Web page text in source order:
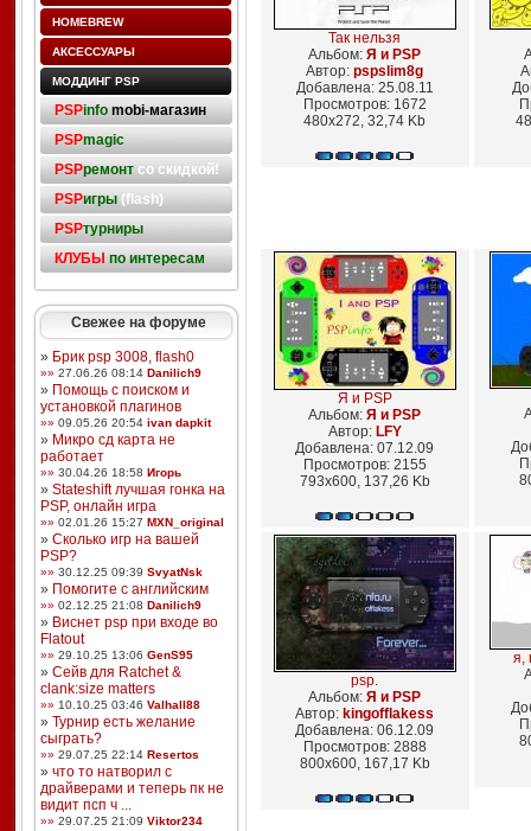
HOMEBREW
АКСЕССУАРЫ
МОДДИНГ PSP
PSPinfo mobi-магазин
PSPmagic
PSPремонтсо скидкой!
PSPигры(flash)
PSPтурниры
КЛУБЫ по интересам
Свежее на форуме
» Брик psp 3008, flash0
»» 27.06.26 08:14 Danilich9
» Помощь с поиском и
установкой плагинов
»» 09.05.26 20:54 ivan dapkit
» Микро сд карта не
работает
»» 30.04.26 18:58 Игорь
» Stateshift лучшая гонка на
PSP, онлайн игра
»» 02.01.26 15:27 MXN_original
» Сколько игр на вашей
PSP?
»» 30.12.25 09:39 SvyatNsk
» Помогите с английским
»» 02.12.25 21:08 Danilich9
» Виснет psp при входе во
Flatout
»» 29.10.25 13:06 GenS95
» Сейв для Ratchet &
clank:size matters
»» 10.10.25 03:46 Valhall88
» Турнир есть желание
сыграть?
»» 29.07.25 22:14 Resertos
» что то натворил с
драйверами и теперь пк не
видит псп ч ...
»» 29.07.25 21:09 Viktor234
Так нельзя
Альбом: Я и PSP
Автор: pspslim8g
Добавлена: 25.08.11
Просмотров: 1672
480x272, 32,74 Kb
Я и PSP
Альбом: Я и PSP
Автор: LFY
Добавлена: 07.12.09
Просмотров: 2155
793x600, 137,26 Kb
psp.
Альбом: Я и PSP
Автор: kingofflakess
Добавлена: 06.12.09
Просмотров: 2888
800x600, 167,17 Kb
я,